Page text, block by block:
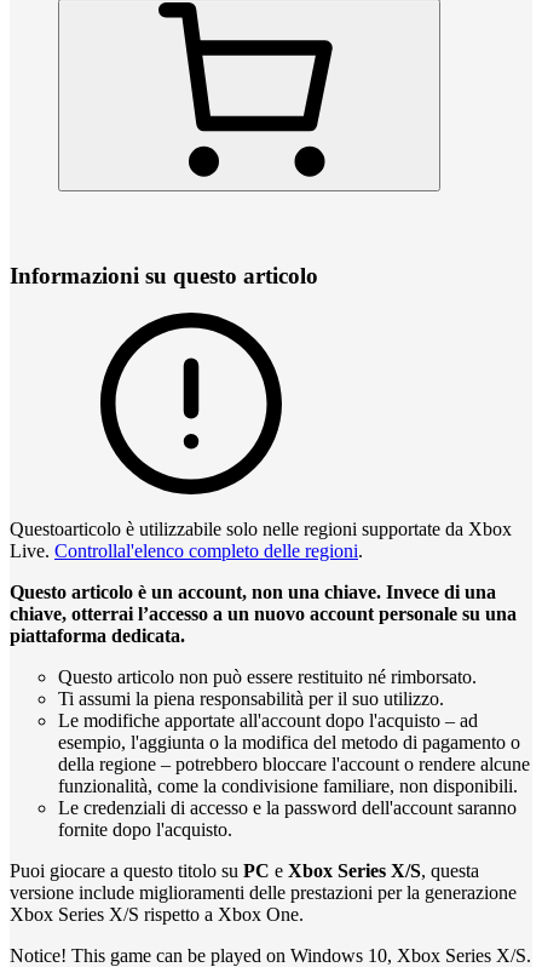
Informazioni su questo articolo
Questoarticolo è utilizzabile solo nelle regioni supportate da Xbox
Live. Controllal'elenco completo delle regioni.
Questo articolo è un account, non una chiave. Invece di una
chiave, otterrai l’accesso a un nuovo account personale su una
piattaforma dedicata.
Questo articolo non può essere restituito né rimborsato.
Ti assumi la piena responsabilità per il suo utilizzo.
Le modifiche apportate all'account dopo l'acquisto – ad
esempio, l'aggiunta o la modifica del metodo di pagamento o
della regione – potrebbero bloccare l'account o rendere alcune
funzionalità, come la condivisione familiare, non disponibili.
Le credenziali di accesso e la password dell'account saranno
fornite dopo l'acquisto.
Puoi giocare a questo titolo su PC e Xbox Series X/S, questa
versione include miglioramenti delle prestazioni per la generazione
Xbox Series X/S rispetto a Xbox One.
Notice! This game can be played on Windows 10, Xbox Series X/S.